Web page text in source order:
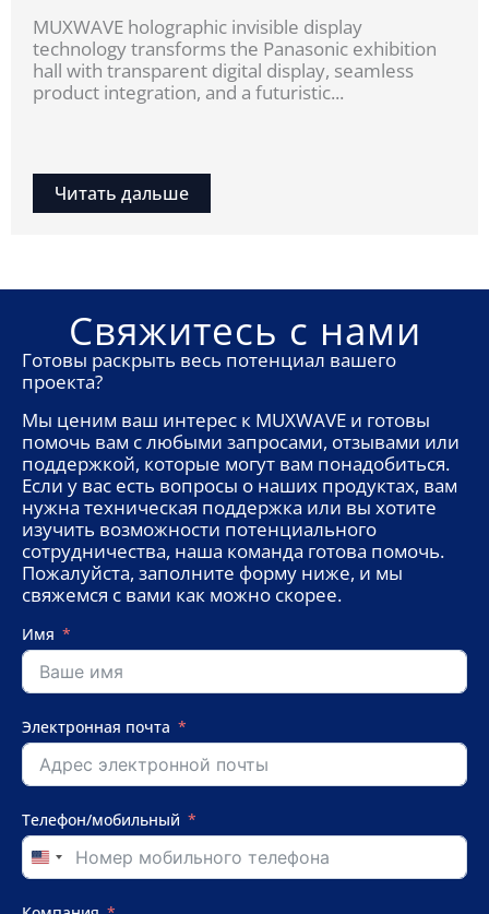
MUXWAVE holographic invisible display
technology transforms the Panasonic exhibition
hall with transparent digital display, seamless
product integration, and a futuristic...
Читать дальше
Свяжитесь с нами
Готовы раскрыть весь потенциал вашего
проекта?
Мы ценим ваш интерес к MUXWAVE и готовы
помочь вам с любыми запросами, отзывами или
поддержкой, которые могут вам понадобиться.
Если у вас есть вопросы о наших продуктах, вам
нужна техническая поддержка или вы хотите
изучить возможности потенциального
сотрудничества, наша команда готова помочь.
Пожалуйста, заполните форму ниже, и мы
свяжемся с вами как можно скорее.
Имя
Электронная почта
Телефон/мобильный
United
States
+1